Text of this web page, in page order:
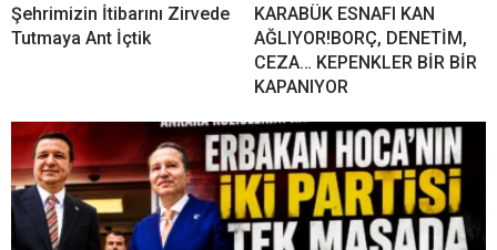
Şehrimizin İtibarını Zirvede
Tutmaya Ant İçtik
KARABÜK ESNAFI KAN
AĞLIYOR!BORÇ, DENETİM,
CEZA… KEPENKLER BİR BİR
KAPANIYOR